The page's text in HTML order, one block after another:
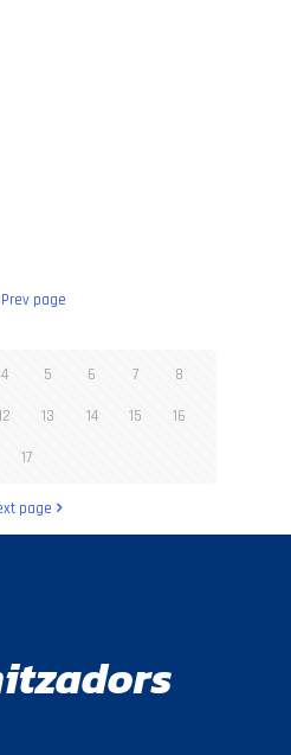
Prev page
4 5 6 7 8
13 14 15 16
17
page